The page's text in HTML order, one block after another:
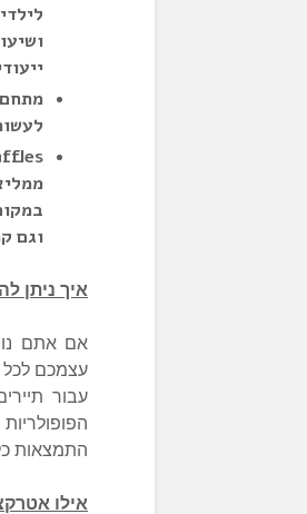
וגם
איך ניתן
אם אתם
עצמכם לכל
עבור
התמצאות
אילו